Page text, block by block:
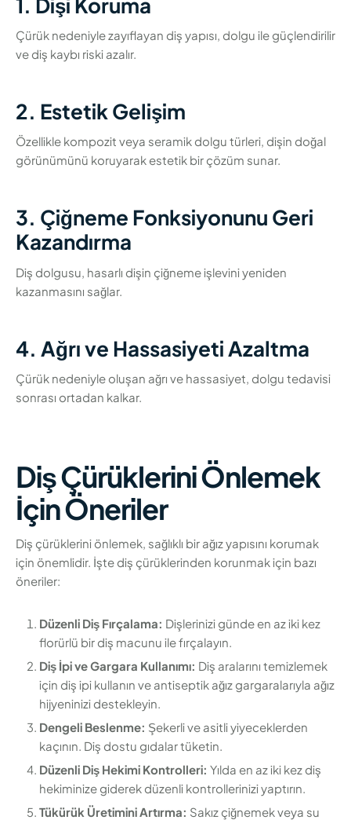
Çürük nedeniyle zayıflayan diş yapısı, dolgu ile güçlendirilir
ve diş kaybı riski azalır.
2. Estetik Gelişim
Özellikle kompozit veya seramik dolgu türleri, dişin doğal
görünümünü koruyarak estetik bir çözüm sunar.
3. Çiğneme Fonksiyonunu Geri
Kazandırma
Diş dolgusu, hasarlı dişin çiğneme işlevini yeniden
kazanmasını sağlar.
4. Ağrı ve Hassasiyeti Azaltma
Çürük nedeniyle oluşan ağrı ve hassasiyet, dolgu tedavisi
sonrası ortadan kalkar.
Diş Çürüklerini Önlemek
İçin Öneriler
Diş çürüklerini önlemek, sağlıklı bir ağız yapısını korumak
için önemlidir. İşte diş çürüklerinden korunmak için bazı
öneriler:
Düzenli Diş Fırçalama: Dişlerinizi günde en az iki kez
florürlü bir diş macunu ile fırçalayın.
Diş İpi ve Gargara Kullanımı: Diş aralarını temizlemek
için diş ipi kullanın ve antiseptik ağız gargaralarıyla ağız
hijyeninizi destekleyin.
Dengeli Beslenme: Şekerli ve asitli yiyeceklerden
kaçının. Diş dostu gıdalar tüketin.
Düzenli Diş Hekimi Kontrolleri: Yılda en az iki kez diş
hekiminize giderek düzenli kontrollerinizi yaptırın.
Tükürük Üretimini Artırma: Sakız çiğnemek veya su